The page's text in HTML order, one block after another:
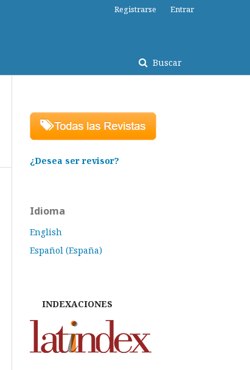
Buscar
Registrarse Entrar
¿Desea ser revisor?
Idioma
English
Español (España)
INDEXACIONES